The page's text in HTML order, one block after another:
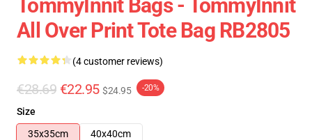
TommyInnit Bags - TommyInnit
All Over Print Tote Bag RB2805
(4 customer reviews)
€28.69 €22.95 $24.95 -20%
Size
35x35cm
40x40cm